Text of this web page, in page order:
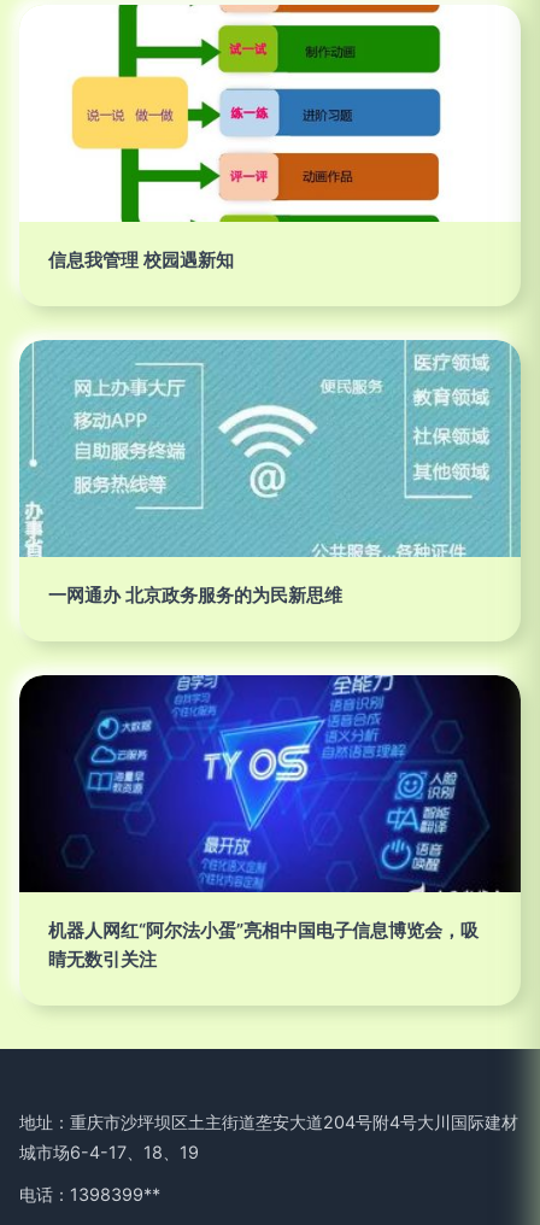
信息我管理 校园遇新知
一网通办 北京政务服务的为民新思维
机器人网红“阿尔法小蛋”亮相中国电子信息博览会，吸
睛无数引关注
地址：重庆市沙坪坝区土主街道垄安大道204号附4号大川国际建材
城市场6-4-17、18、19
电话：1398399**